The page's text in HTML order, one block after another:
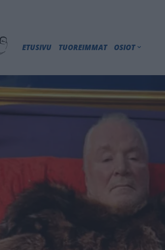
ETUSIVU TUOREIMMAT OSIOT